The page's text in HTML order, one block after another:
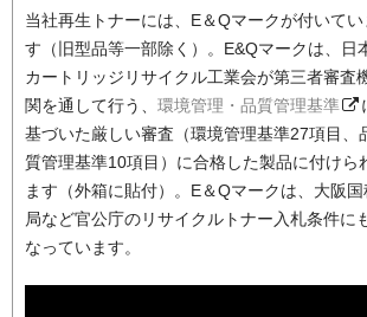
当社再生トナーには、E＆Qマークが付いてい
す（旧型品等一部除く）。E&Qマークは、日
カートリッジリサイクル工業会が第三者審査
関を通して行う、 環境管理・品質管理基準
基づいた厳しい審査（環境管理基準27項目、
質管理基準10項目）に合格した製品に付けら
ます（外箱に貼付）。E＆Qマークは、大阪国
局など官公庁のリサイクルトナー入札条件に
なっています。